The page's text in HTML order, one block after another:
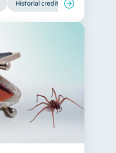
Historial crediticio